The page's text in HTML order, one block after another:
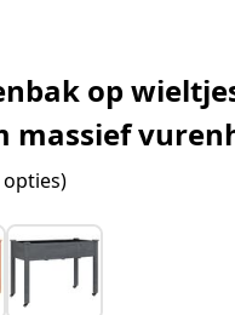
op
massief